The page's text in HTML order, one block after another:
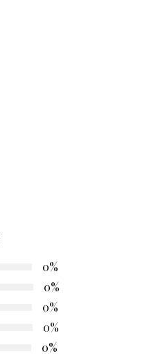
0%
0%
0%
0%
0%